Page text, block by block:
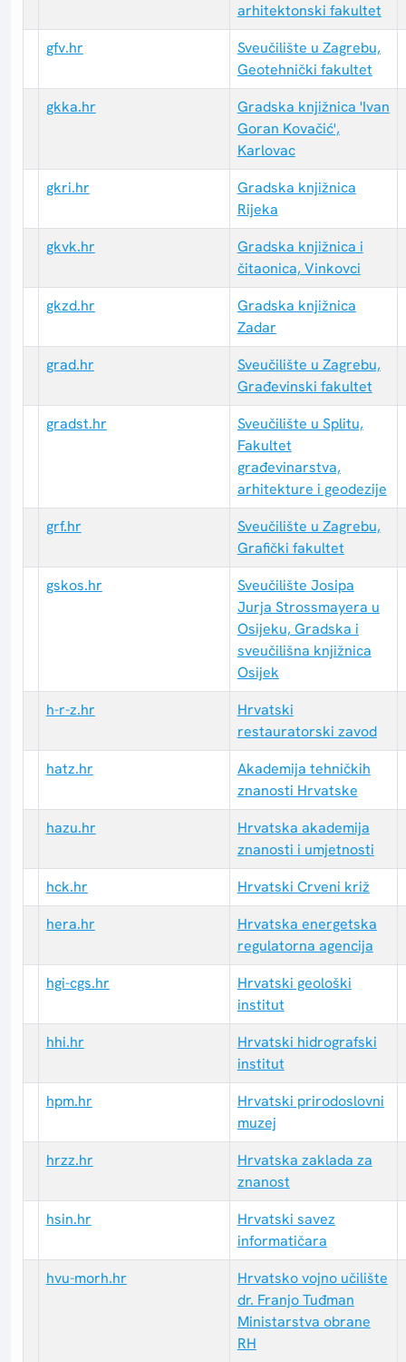
arhitektonski fakultet
gfv.hr
Sveučilište u Zagrebu,
Geotehnički fakultet
gkka.hr
Gradska knjižnica 'Ivan
Goran Kovačić',
Karlovac
gkri.hr
Gradska knjižnica
Rijeka
gkvk.hr
Gradska knjižnica i
čitaonica, Vinkovci
gkzd.hr
Gradska knjižnica
Zadar
grad.hr
Sveučilište u Zagrebu,
Građevinski fakultet
gradst.hr
Sveučilište u Splitu,
Fakultet
građevinarstva,
arhitekture i geodezije
grf.hr
Sveučilište u Zagrebu,
Grafički fakultet
gskos.hr
Sveučilište Josipa
Jurja Strossmayera u
Osijeku, Gradska i
sveučilišna knjižnica
Osijek
h-r-z.hr
Hrvatski
restauratorski zavod
hatz.hr
Akademija tehničkih
znanosti Hrvatske
hazu.hr
Hrvatska akademija
znanosti i umjetnosti
hck.hr
Hrvatski Crveni križ
hera.hr
Hrvatska energetska
regulatorna agencija
hgi-cgs.hr
Hrvatski geološki
institut
hhi.hr
Hrvatski hidrografski
institut
hpm.hr
Hrvatski prirodoslovni
muzej
hrzz.hr
Hrvatska zaklada za
znanost
hsin.hr
Hrvatski savez
informatičara
hvu-morh.hr
Hrvatsko vojno učilište
dr. Franjo Tuđman
Ministarstva obrane
RH